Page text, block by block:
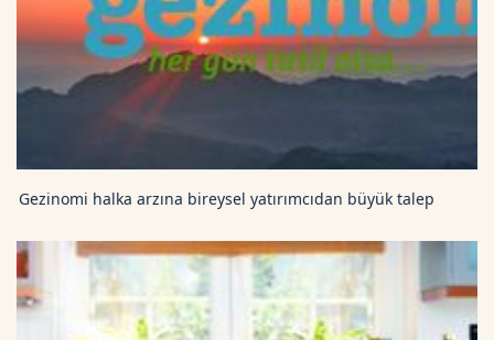
Gezinomi halka arzına bireysel yatırımcıdan büyük talep